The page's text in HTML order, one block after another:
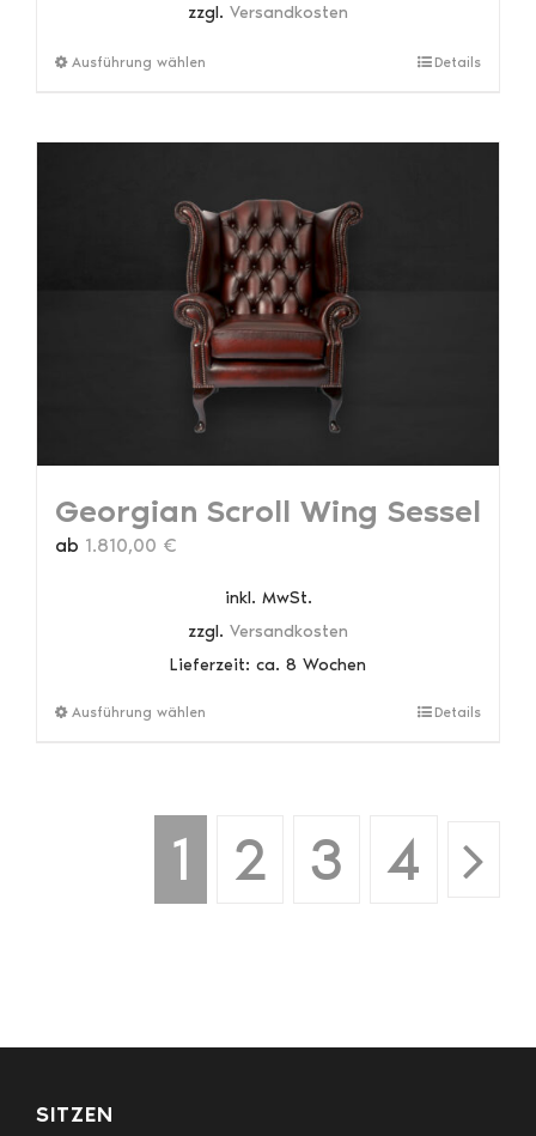
zzgl. Versandkosten
Ausführung wählen
mehrere
Die
Optionen
können
auf
der
gewählt
Details
Georgian Scroll Wing Sessel
ab 1.810,00 €
inkl. MwSt.
zzgl. Versandkosten
Lieferzeit: ca. 8 Wochen
Ausführung wählen Details
1 2 3 4
SITZEN